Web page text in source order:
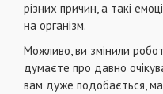
різних причин, а такі
на організм.
Можливо, ви змінили
думаєте про давно
вам дуже подобається,